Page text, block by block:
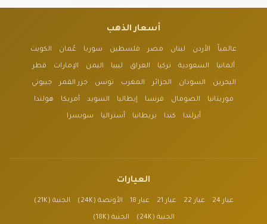
أسعار الذهب
عالمياً الأردن لبنان مصر فلسطين سوريا عُمان الكويت
ألمانيا السعودية تركيا العراق ليبيا اليمن الإمارات قطر
البحرين السودان الجزائر المغرب تونس جزر القمر جيبوتي
موريتانيا الصومال فرنسا إيطاليا السويد أمريكا هولندا
أيرلندا كندا بريطانيا أستراليا سويسرا
العيارات
عيار 24 عيار 22 عيار 21 عيار 18 الأونصة (24K) الجنية (21K)
الجنية (24K) الجنية (18K)